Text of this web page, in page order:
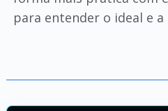
para entender o ideal e a